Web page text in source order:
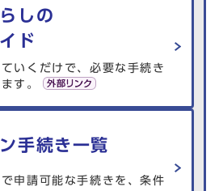
しの
ド
いくだけで、必要な手続き
す。
手続き一覧
申請可能な手続きを、条件